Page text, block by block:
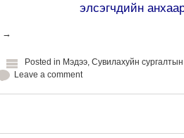
элсэгчдийн
→
Posted in Мэдээ, Сувилахуйн
Leave a comment